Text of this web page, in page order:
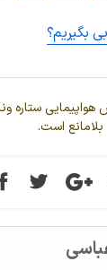
بگیریم؟
هواپیمایی ستاره
بلامانع است.